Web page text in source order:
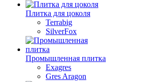
Плитка для цоколя
Terrabig
SilverFox
Промышленная плитка
Exagres
Gres Aragon